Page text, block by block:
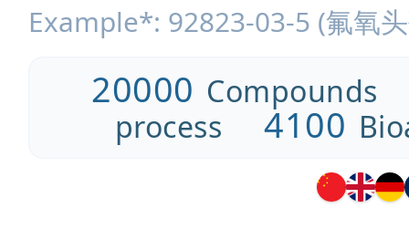
Example*: 92823-03-5 (氟氧
20000 Compounds
process
4100